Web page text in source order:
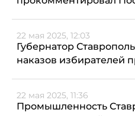
22 мая 2025, 12:03
Губернатор
наказов избирателей
22 мая 2025, 11:36
Промышленность